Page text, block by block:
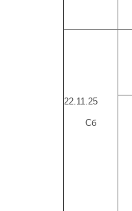
22.11.25
Сб